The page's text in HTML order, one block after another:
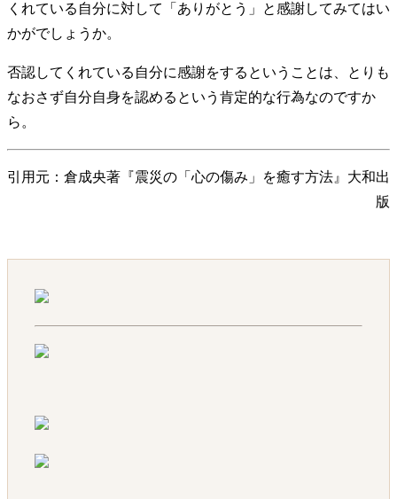
くれている自分に対して「ありがとう」と感謝してみてはい
かがでしょうか。
否認してくれている自分に感謝をするということは、とりも
なおさず自分自身を認めるという肯定的な行為なのですか
ら。
引用元：倉成央著『震災の「心の傷み」を癒す方法』大和出
版